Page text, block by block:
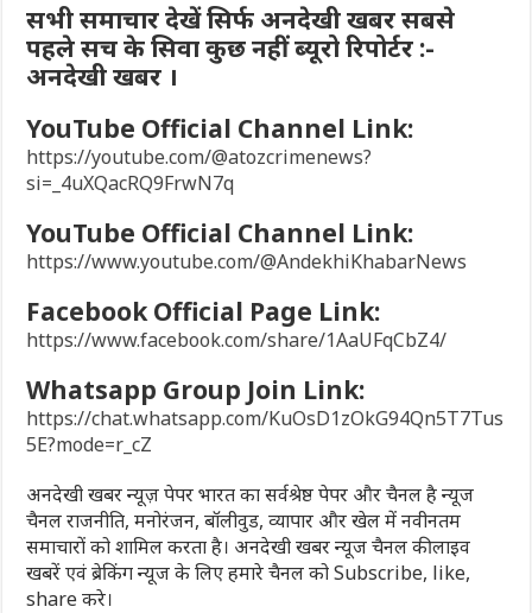
सभी समाचार देखें सिर्फ अनदेखी खबर सबसे
पहले सच के सिवा कुछ नहीं ब्यूरो रिपोर्टर :-
अनदेखी खबर ।
YouTube Official Channel Link:
https://youtube.com/@atozcrimenews?
si=_4uXQacRQ9FrwN7q
YouTube Official Channel Link:
https://www.youtube.com/@AndekhiKhabarNews
Facebook Official Page Link:
https://www.facebook.com/share/1AaUFqCbZ4/
Whatsapp Group Join Link:
https://chat.whatsapp.com/KuOsD1zOkG94Qn5T7Tus
5E?mode=r_cZ
अनदेखी खबर न्यूज़ पेपर भारत का सर्वश्रेष्ठ पेपर और चैनल है न्यूज
चैनल राजनीति, मनोरंजन, बॉलीवुड, व्यापार और खेल में नवीनतम
समाचारों को शामिल करता है। अनदेखी खबर न्यूज चैनल की लाइव
खबरें एवं ब्रेकिंग न्यूज के लिए हमारे चैनल को Subscribe, like,
share करे।